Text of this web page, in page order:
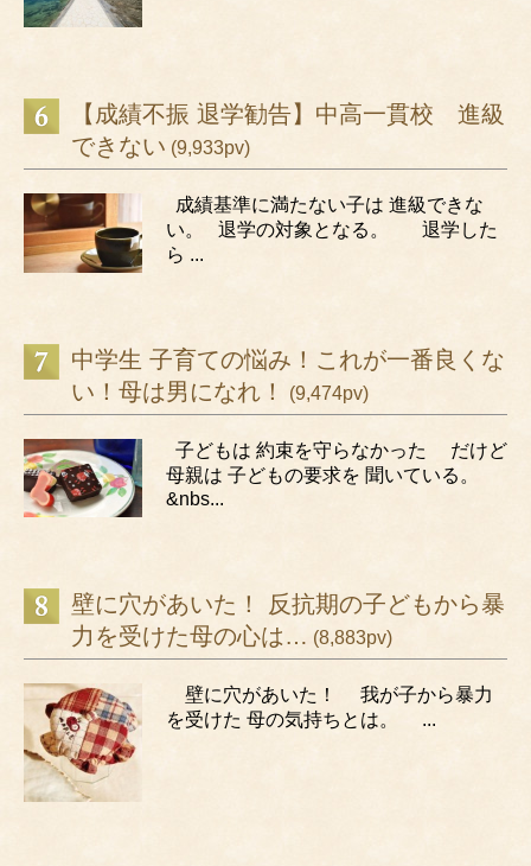
【成績不振 退学勧告】中高一貫校 進級
できない (9,933pv)
成績基準に満たない子は 進級できな
い。 退学の対象となる。 退学した
ら ...
中学生 子育ての悩み！これが一番良くな
い！母は男になれ！
(9,474pv)
子どもは 約束を守らなかった だけど
母親は 子どもの要求を 聞いている。
&nbs...
壁に穴があいた！ 反抗期の子どもから暴
力を受けた母の心は… (8,883pv)
壁に穴があいた！ 我が子から暴力
を受けた 母の気持ちとは。 ...